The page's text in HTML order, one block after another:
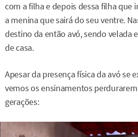
com a filha e depois dessa filha que
a menina que sairá do seu ventre.
destino da então avó, sendo velada
de casa.
Apesar da presença física da avó se
vemos os ensinamentos
gerações: